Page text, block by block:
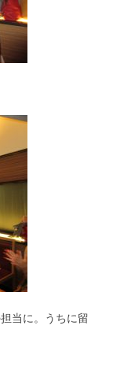
Research
Lectures
当に。うちに留